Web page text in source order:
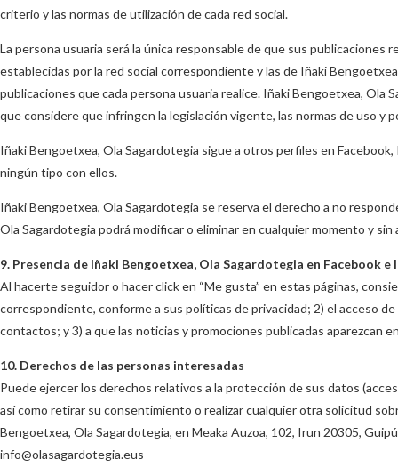
criterio y las normas de utilización de cada red social.
La persona usuaria será la única responsable de que sus
establecidas por la red social correspondiente y las de Iñaki
publicaciones que cada persona usuaria realice. Iñaki Bengoetxea,
que considere que infringen la legislación vigente, las normas de uso y
Iñaki Bengoetxea, Ola Sagardotegia sigue a otros perfiles en
ningún tipo con ellos.
Iñaki Bengoetxea, Ola Sagardotegia se reserva el derecho a no
Ola Sagardotegia podrá modificar o eliminar en cualquier momento y
9. Presencia de Iñaki Bengoetxea, Ola Sagardotegia en Facebook e
Al hacerte seguidor o hacer click en “Me gusta” en estas páginas,
correspondiente, conforme a sus políticas de privacidad; 2) el acceso
contactos; y 3) a que las noticias y promociones publicadas aparezcan
10. Derechos de las personas interesadas
Puede ejercer los derechos relativos a la protección de sus datos
así como retirar su consentimiento o realizar cualquier otra solicitud
Bengoetxea, Ola Sagardotegia, en Meaka Auzoa, 102, Irun 20305,
info@olasagardotegia.eus